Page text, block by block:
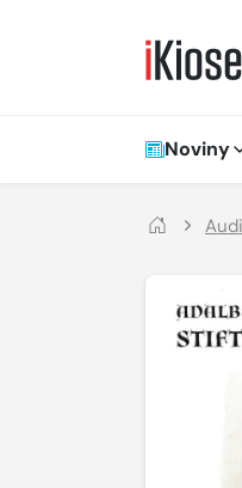
Hlavní Noviny